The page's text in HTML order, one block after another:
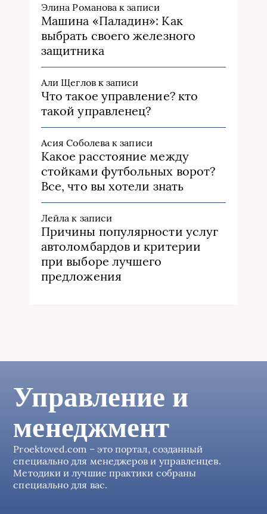
Элина Романова к записи
Машина «Паладин»: Как
выбрать своего железного
защитника
Али Щегловк записи
Что такое управление? кто
такой управленец?
Асия Соболева к записи
Какое расстояние между
стойками футбольных ворот?
Все, что вы хотели знать
Лейла к записи
Причины популярности услуг
автоломбардов и критерии
при выборе лучшего
предложения
Управление и
менеджмент
Proektoved.com – это портал, созданный
специально для менеджеров и управленцев.
Методики и лучшие практики собраны
специально для вас.